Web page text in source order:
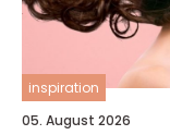
inspiration
05. August 2026